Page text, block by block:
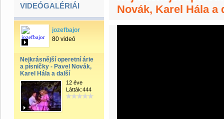
VIDEÓGALÉRIÁI
jozefbajor
80 videó
Nejkrásnější operetní árie
a písničky - Pavel Novák,
Karel Hála a další
12 éve
Látták:444
Novák, Karel Hála a